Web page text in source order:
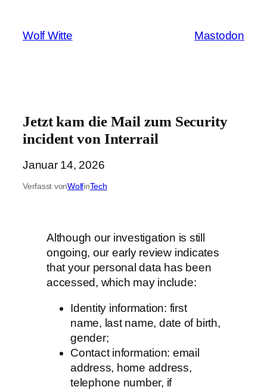
springen
Wolf Witte Mastodon
Jetzt kam die Mail zum Security
incident von Interrail
Januar 14, 2026
Verfasst vonWolfinTech
Although our investigation is still
ongoing, our early review indicates
that your personal data has been
accessed, which may include:
Identity information: first
name, last name, date of birth,
gender;
Contact information: email
address, home address,
telephone number, if